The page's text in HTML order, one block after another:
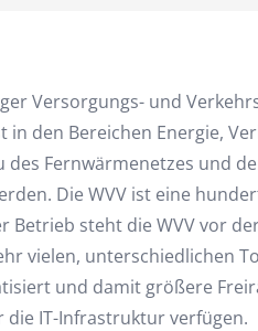
Versorgungs- und
den Bereichen Energie,
Fernwärmenetzes und
Die WVV ist eine
steht die WVV vor
vielen, unterschiedlichen
und damit größere
IT-Infrastruktur verfügen.